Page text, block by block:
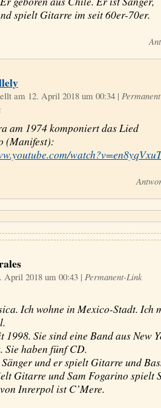
spielt Gitarre im seit 60er-70er.
am 12. April 2018 um 00:34 |
am 1974 komponiert das Lied
(Manifest):
April 2018 um 00:43 | Permanent-Link
Ich wohne in Mexico-Stadt. Ich
Sie sind eine Band aus New
Sie haben fünf CD.
und er spielt Gitarre und
Gitarre und Sam Fogarino spielt
Inrerpol ist C’Mere.